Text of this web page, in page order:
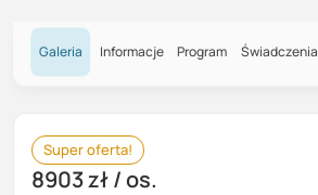
Galeria Informacje Program Świadczenia
Super oferta!
8903 zł/ os.